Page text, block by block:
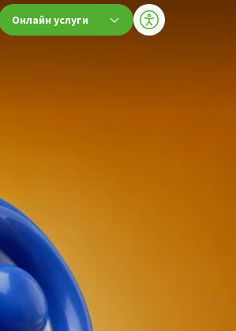
Онлайн услуги